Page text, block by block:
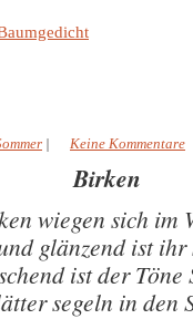
| Keine Kommentare
Birken
wiegen sich im
glänzend ist ihr
ist der Töne
segeln in den